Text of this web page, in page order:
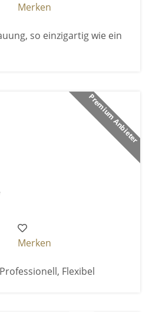
Merken
so einzigartig wie ein
Premium Anbieter
Merken
Flexibel